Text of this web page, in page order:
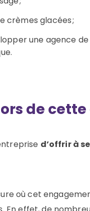
crèmes glacées ;
une agence
de
d’offrir à
où cet